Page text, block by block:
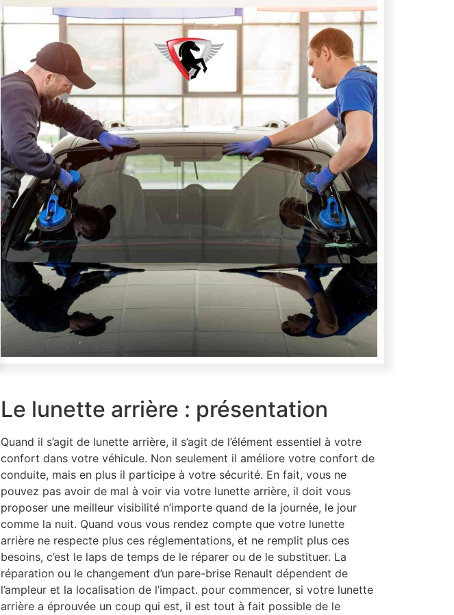
Le lunette arrière : présentation
Quand il s’agit de lunette arrière, il s’agit de l’élément essentiel à votre
confort dans votre véhicule. Non seulement il améliore votre confort de
conduite, mais en plus il participe à votre sécurité. En fait, vous ne
pouvez pas avoir de mal à voir via votre lunette arrière, il doit vous
proposer une meilleur visibilité n’importe quand de la journée, le jour
comme la nuit. Quand vous vous rendez compte que votre lunette
arrière ne respecte plus ces réglementations, et ne remplit plus ces
besoins, c’est le laps de temps de le réparer ou de le substituer. La
réparation ou le changement d’un pare-brise Renault dépendent de
l’ampleur et la localisation de l’impact. pour commencer, si votre lunette
arrière a éprouvée un coup qui est, il est tout à fait possible de le